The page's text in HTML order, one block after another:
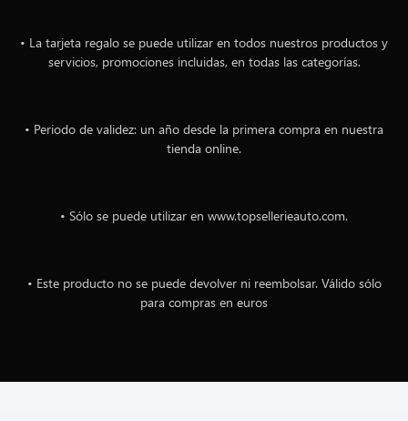
• La tarjeta regalo se puede utilizar en todos nuestros productos y
servicios, promociones incluidas, en todas las categorías.
• Periodo de validez: un año desde la primera compra en nuestra
tienda online.
• Sólo se puede utilizar en www.topsellerieauto.com.
• Este producto no se puede devolver ni reembolsar. Válido sólo
para compras en euros